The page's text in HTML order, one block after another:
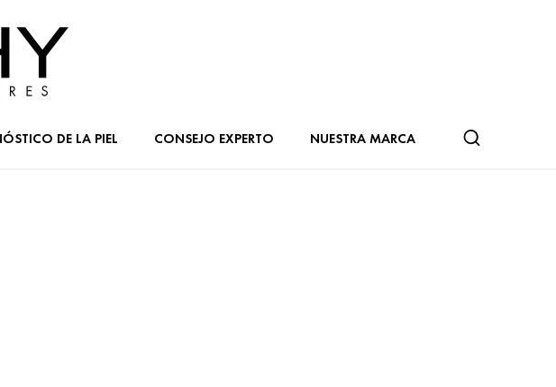
DE LA PIEL CONSEJO EXPERTO NUESTRA MARCA